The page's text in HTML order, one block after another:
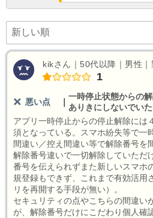
kikさん｜50代以降｜男性
1
悪い点
一時停止状態からの
ありきにしないでい
アプリ一時停止からの停止解除には
須となっている。スマホ紛失等で一
間違い／控え間違い等で解除番号を
解除番号違いで一切解除していただ
番号を伝えられずまた新しいスマホ
規登録もできず、これまで有効活用
リを再開する手段が無い）。
セキュリティの点やこちらの間違い
が、解除番号だけにこだわり個人確